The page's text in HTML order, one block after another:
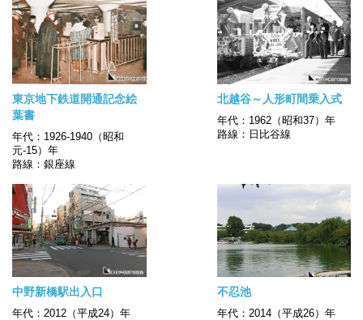
東京地下鉄道開通記念絵
葉書
年代：1926-1940（昭和
元-15）年
路線：銀座線
北越谷～人形町間乗入式
年代：1962（昭和37）年
路線：日比谷線
中野新橋駅出入口
年代：2012（平成24）年
不忍池
年代：2014（平成26）年